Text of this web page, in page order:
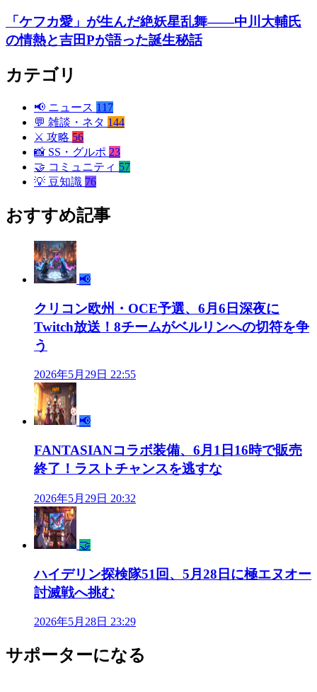
「ケフカ愛」が生んだ絶妖星乱舞——中川大輔氏
の情熱と吉田Pが語った誕生秘話
カテゴリ
📢 ニュース 117
💬 雑談・ネタ 144
⚔️ 攻略 56
📸 SS・グルポ 23
🤝 コミュニティ 57
💡 豆知識 76
おすすめ記事
📢
クリコン欧州・OCE予選、6月6日深夜に
Twitch放送！8チームがベルリンへの切符を争
う
2026年5月29日 22:55
📢
FANTASIANコラボ装備、6月1日16時で販売
終了！ラストチャンスを逃すな
2026年5月29日 20:32
🤝
ハイデリン探検隊51回、5月28日に極エヌオー
討滅戦へ挑む
2026年5月28日 23:29
サポーターになる